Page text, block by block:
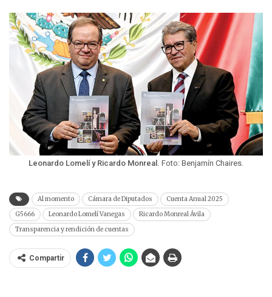
Leonardo Lomelí y Ricardo Monreal. Foto: Benjamín Chaires.
Al momento Cámara de Diputados
Cuenta Anual 2025
G5666
Leonardo Lomelí Vanegas
Ricardo Monreal Ávila
Transparencia y rendición de cuentas
Compartir